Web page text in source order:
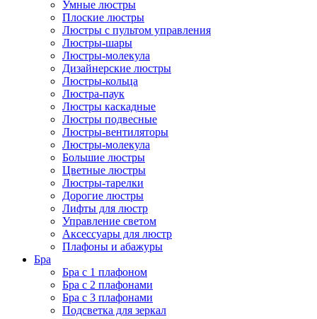
Умные люстры
Плоские люстры
Люстры с пультом управления
Люстры-шары
Люстры-молекула
Дизайнерские люстры
Люстры-кольца
Люстра-паук
Люстры каскадные
Люстры подвесные
Люстры-вентиляторы
Люстры-молекула
Большие люстры
Цветные люстры
Люстры-тарелки
Дорогие люстры
Лифты для люстр
Управление светом
Аксессуары для люстр
Плафоны и абажуры
Бра
Бра с 1 плафоном
Бра с 2 плафонами
Бра с 3 плафонами
Подсветка для зеркал